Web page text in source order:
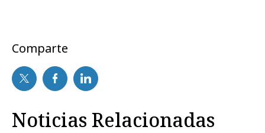
Comparte
Noticias Relacionadas